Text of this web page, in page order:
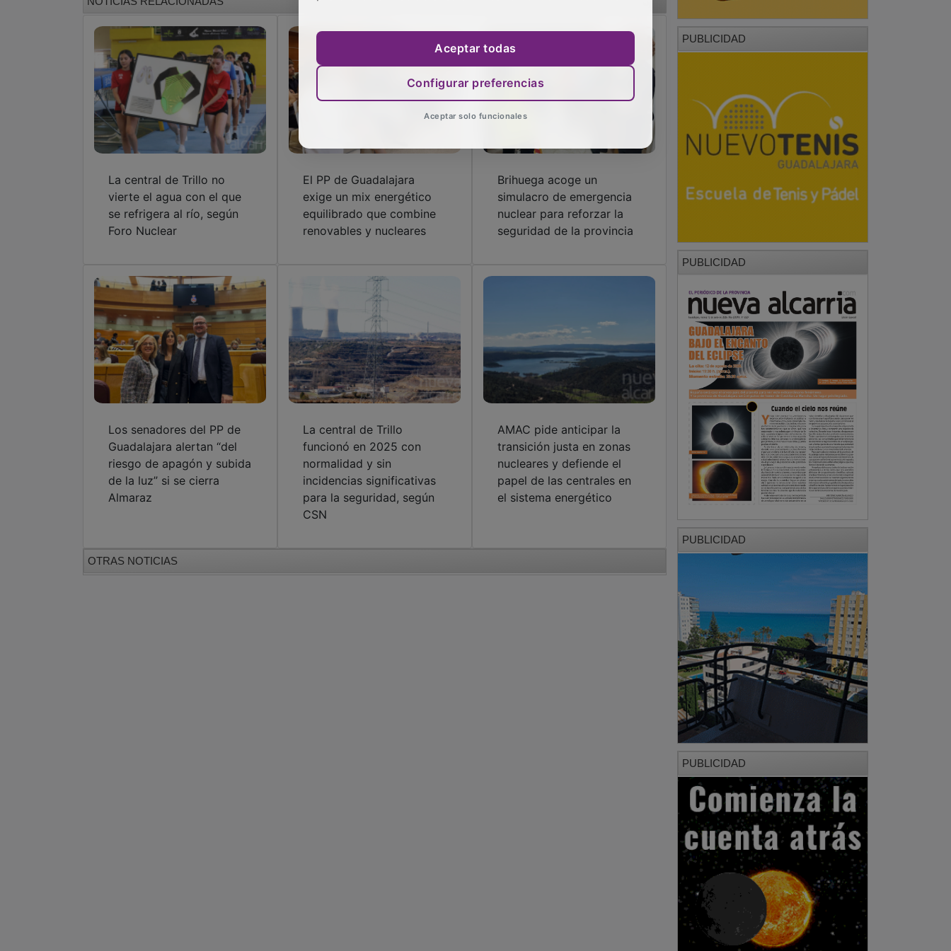
La central de Trillo no
vierte el agua con el que
se refrigera al río, según
Foro Nuclear
El PP de Guadalajara
exige un mix energético
equilibrado que combine
renovables y nucleares
Brihuega acoge un
simulacro de emergencia
nuclear para reforzar la
seguridad de la provincia
Los senadores del PP de
Guadalajara alertan “del
riesgo de apagón y subida
de la luz” si se cierra
Almaraz
La central de Trillo
funcionó en 2025 con
normalidad y sin
incidencias significativas
para la seguridad, según
CSN
AMAC pide anticipar la
transición justa en zonas
nucleares y defiende el
papel de las centrales en
el sistema energético
OTRAS NOTICIAS
PUBLICIDAD
PUBLICIDAD
PUBLICIDAD
PUBLICIDAD
Aceptar todas
Configurar preferencias
Aceptar solo funcionales